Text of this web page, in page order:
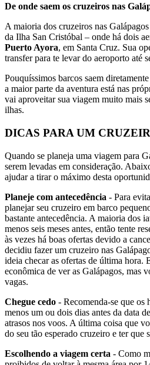
De onde saem os cruzeiros nas
A maioria dos cruzeiros nas
da Ilha San Cristóbal – onde há dois
Puerto Ayora, em Santa Cruz. Sua
transfer para te levar do aeroporto até
Pouquíssimos barcos saem
a maior parte da aventura está nas
vai aproveitar sua viagem muito mais
ilhas.
DICAS PARA UM
Quando se planeja uma viagem para
serem levadas em consideração.
ajudar a tirar o máximo desta
Planeje com antecedência - Para
planejar seu cruzeiro em barco
bastante antecedência. A maioria dos
menos seis meses antes, então tente
às vezes há boas ofertas devido a
decidiu fazer um cruzeiro nas
ideia checar as ofertas de última hora.
econômica de ver as Galápagos, mas
vagas.
Chegue cedo - Recomenda-se que os
menos um ou dois dias antes da data
atrasos nos voos. A última coisa que
do seu tão esperado cruzeiro e ter que
Escolhendo a viagem certa - Como